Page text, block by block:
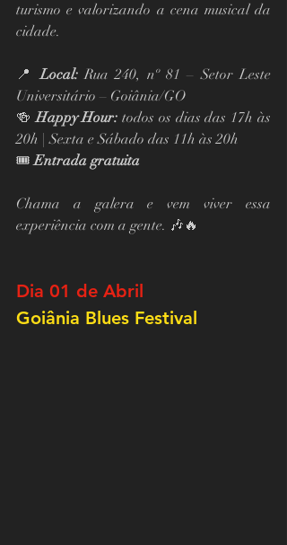
turismo e valorizando a cena musical da
cidade.
📍 Local: Rua 240, nº 81 – Setor Leste
Universitário – Goiânia/GO
🍻 Happy Hour: todos os dias das 17h às
20h | Sexta e Sábado das 11h às 20h
🎟 Entrada gratuita
Chama a galera e vem viver essa
experiência com a gente. 🎶🔥
Dia 01 de Abril
Goiânia Blues Festival